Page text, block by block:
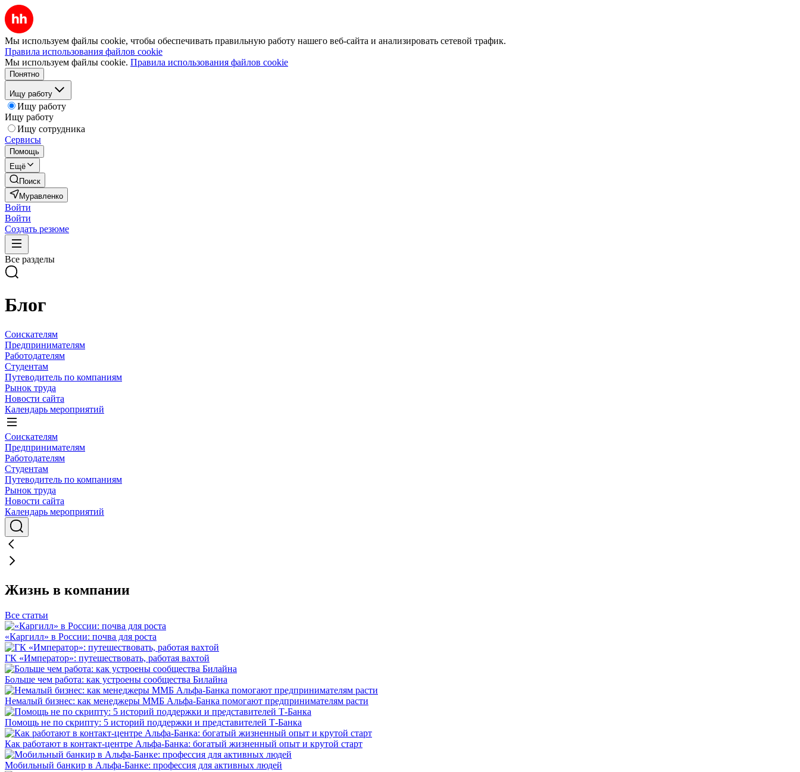
Мы используем файлы cookie, чтобы обеспечивать правильную работу нашего веб-сайта и анализировать сетевой трафик.
Правила использования файлов cookie
Мы используем файлы cookie. Правила использования файлов cookie
Понятно
Ищу работу
Ищу работу
Ищу работу
Ищу сотрудника
Сервисы
Помощь
Ещё
Поиск
Муравленко
Войти
Войти
Создать резюме
Все разделы
Блог
Соискателям
Предпринимателям
Работодателям
Студентам
Путеводитель по компаниям
Рынок труда
Новости сайта
Календарь мероприятий
Соискателям
Предпринимателям
Работодателям
Студентам
Путеводитель по компаниям
Рынок труда
Новости сайта
Календарь мероприятий
Жизнь в компании
Все статьи
«Каргилл» в России: почва для роста
ГК «Император»: путешествовать, работая вахтой
Больше чем работа: как устроены сообщества Билайна
Немалый бизнес: как менеджеры ММБ Альфа-Банка помогают предпринимателям расти
Помощь не по скрипту: 5 историй поддержки и представителей Т-Банка
Как работают в контакт-центре Альфа-Банка: богатый жизненный опыт и крутой старт
Мобильный банкир в Альфа-Банке: профессия для активных людей